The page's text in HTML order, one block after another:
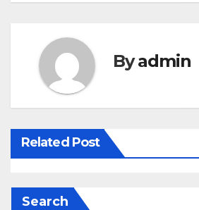
Byadmin
Related Post
Search